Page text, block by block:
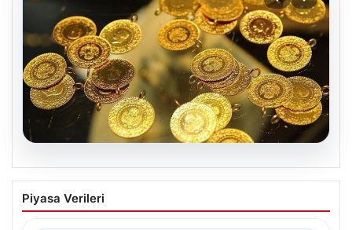
Altın fiyatları canlı 7 Nisan 2026: Altın
fiyatları bugün ne kadar oldu?
Piyasa Verileri